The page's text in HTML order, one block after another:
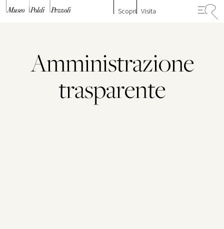
Vai al contenuto
Scopri Visita
Amministrazione
trasparente